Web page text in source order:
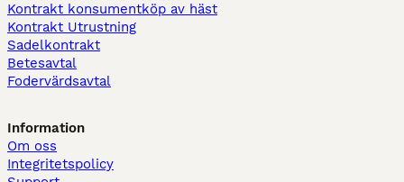
Kontrakt konsumentköp av häst
Kontrakt Utrustning
Sadelkontrakt
Betesavtal
Fodervärdsavtal
Information
Om oss
Integritetspolicy